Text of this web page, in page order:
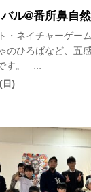
ル@番所鼻自
・ネイチャーゲー
のひろばなど、五
す。 ...
(日)